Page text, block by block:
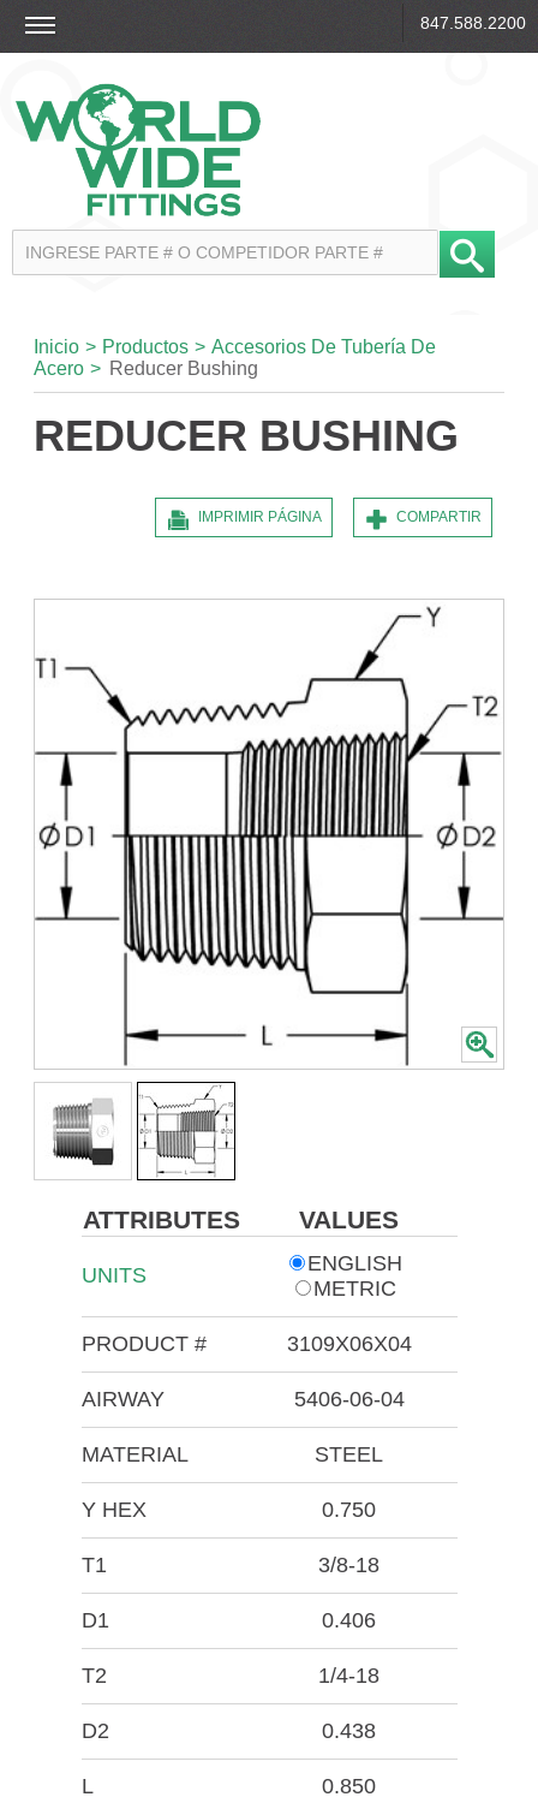
847.588.2200
Inicio > Productos > Accesorios De Tubería De
Acero > Reducer Bushing
REDUCER BUSHING
COMPARTIR
IMPRIMIR PÁGINA
ATTRIBUTES VALUES
UNITS
ENGLISH
METRIC
PRODUCT # 3109X06X04
AIRWAY 5406-06-04
MATERIAL STEEL
Y HEX 0.750
T1 3/8-18
D1 0.406
T2 1/4-18
D2 0.438
L 0.850